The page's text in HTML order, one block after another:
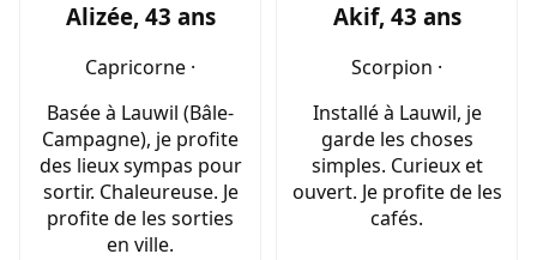
Alizée, 43 ans
Capricorne ·
Basée à Lauwil (Bâle-
Campagne), je profite
des lieux sympas pour
sortir. Chaleureuse. Je
profite de les sorties
en ville.
Akif, 43 ans
Scorpion ·
Installé à Lauwil, je
garde les choses
simples. Curieux et
ouvert. Je profite de les
cafés.